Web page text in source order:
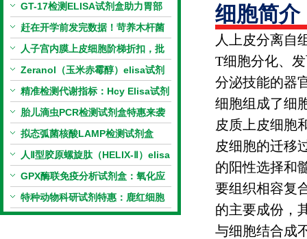
GT-17检测ELISA试剂盒助力胃部
相关指标样本定量研究
赶在开学前发完数据！苛养木杆菌
PCR检测试剂盒暑假优惠开启
人子宫内膜上皮细胞阶梯折扣，批
量更划算
Zeranol（玉米赤霉醇）elisa试剂
盒特惠
精准检测代谢指标：Hcy Elisa试剂
盒的科研应用与技术特点
胎儿滴虫PCR检测试剂盒特惠来袭
拟态弧菌核酸LAMP检测试剂盒
（恒温荧光法）新品上市优惠活动
人Ⅱ型胶原螺旋肽（HELIX-Ⅱ）elisa
试剂盒科研优惠活动开启
GPX酶联免疫分析试剂盒：氧化应
激研究精准检测工具
特种动物科研试剂特惠：鹿红细胞
膜蛋白(EMP)ELISA试剂盒让利活
细胞简介
人上皮分离自
T细胞分化、
分泌技能的器
细胞组成了细
皮质上皮细胞
皮细胞的迁移
的阳性选择和
要组织相容复
的主要成份，
与细胞结合成